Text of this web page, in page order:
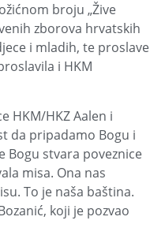
broju „Žive
zborova hrvatskih
i mladih, te proslave
i HKM
HKM/HKZ Aalen i
da pripadamo Bogu i
Bogu stvara poveznice
misa. Ona nas
To je naša baština.
koji je pozvao